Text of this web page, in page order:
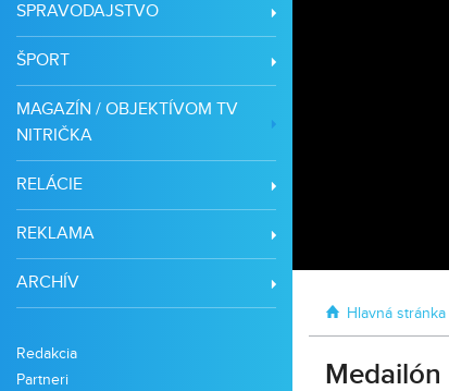
SPRAVODAJSTVO
ŠPORT
MAGAZÍN / OBJEKTÍVOM TV
NITRIČKA
RELÁCIE
REKLAMA
ARCHÍV
Redakcia
Partneri
Hlavná stránka